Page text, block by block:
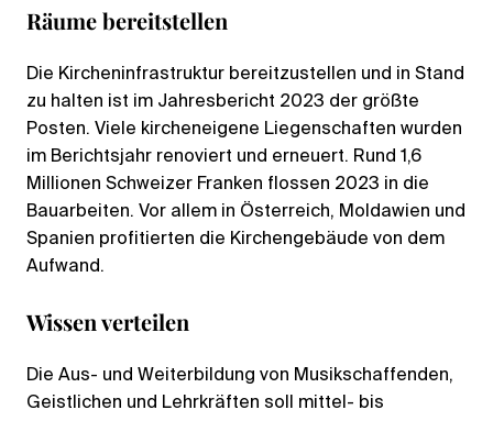
Räume bereitstellen
Die Kircheninfrastruktur bereitzustellen und in Stand
zu halten ist im Jahresbericht 2023 der größte
Posten. Viele kircheneigene Liegenschaften wurden
im Berichtsjahr renoviert und erneuert. Rund 1,6
Millionen Schweizer Franken flossen 2023 in die
Bauarbeiten. Vor allem in Österreich, Moldawien und
Spanien profitierten die Kirchengebäude von dem
Aufwand.
Wissen verteilen
Die Aus- und Weiterbildung von Musikschaffenden,
Geistlichen und Lehrkräften soll mittel- bis